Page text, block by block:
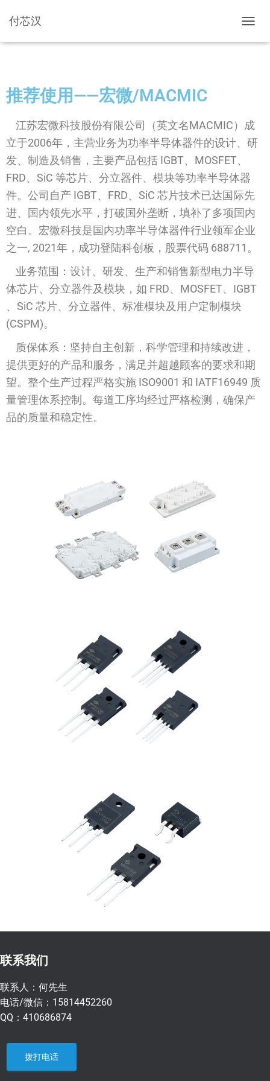
付芯汉
推荐使用——宏微/MACMIC
江苏宏微科技股份有限公司（英文名MACMIC）成
立于2006年，主营业务为功率半导体器件的设计、研
发、制造及销售，主要产品包括 IGBT、MOSFET、
FRD、SiC 等芯片、分立器件、模块等功率半导体器
件。公司自产 IGBT、FRD、SiC 芯片技术已达国际先
进、国内领先水平，打破国外垄断，填补了多项国内
空白。宏微科技是国内功率半导体器件行业领军企业
之一, 2021年，成功登陆科创板，股票代码 688711。
业务范围：设计、研发、生产和销售新型电力半导
体芯片、分立器件及模块，如 FRD、MOSFET、IGBT
、SiC 芯片、分立器件、标准模块及用户定制模块
(CSPM)。
质保体系：坚持自主创新，科学管理和持续改进，
提供更好的产品和服务，满足并超越顾客的要求和期
望。整个生产过程严格实施 ISO9001 和 IATF16949 质
量管理体系控制。每道工序均经过严格检测，确保产
品的质量和稳定性。
联系我们
联系人：何先生
电话/微信：15814452260
QQ：410686874
拨打电话